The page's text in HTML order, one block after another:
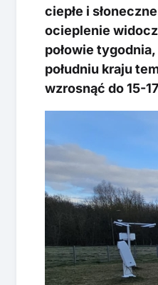
ciepłe i
ocieplenie
połowie
południu kraju
wzrosnąć do 15-